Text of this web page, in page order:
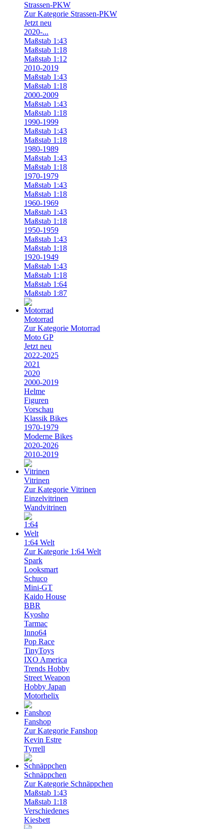
Strassen-PKW
Zur Kategorie Strassen-PKW
Jetzt neu
2020-...
Maßstab 1:43
Maßstab 1:18
Maßstab 1:12
2010-2019
Maßstab 1:43
Maßstab 1:18
2000-2009
Maßstab 1:43
Maßstab 1:18
1990-1999
Maßstab 1:43
Maßstab 1:18
1980-1989
Maßstab 1:43
Maßstab 1:18
1970-1979
Maßstab 1:43
Maßstab 1:18
1960-1969
Maßstab 1:43
Maßstab 1:18
1950-1959
Maßstab 1:43
Maßstab 1:18
1920-1949
Maßstab 1:43
Maßstab 1:18
Maßstab 1:64
Maßstab 1:87
Motorrad
Zur Kategorie Motorrad
Moto GP
Jetzt neu
2022-2025
2021
2020
2000-2019
Helme
Figuren
Vorschau
Klassik Bikes
1970-1979
Moderne Bikes
2020-2026
2010-2019
Vitrinen
Zur Kategorie Vitrinen
Einzelvitrinen
Wandvitrinen
1:64 Welt
Zur Kategorie 1:64 Welt
Spark
Looksmart
Schuco
Mini-GT
Kaido House
BBR
Kyosho
Tarmac
Inno64
Pop Race
TinyToys
IXO America
Trends Hobby
Street Weapon
Hobby Japan
Motorhelix
Fanshop
Zur Kategorie Fanshop
Kevin Estre
Tyrrell
Schnäppchen
Zur Kategorie Schnäppchen
Maßstab 1:43
Maßstab 1:18
Verschiedenes
Kiesbett